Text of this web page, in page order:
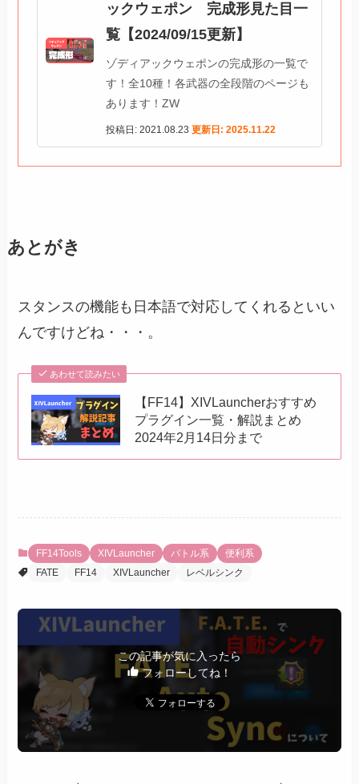
ックウェポン 完成形見た目一
覧【2024/09/15更新】
ゾディアックウェポンの完成形の一覧で
す！全10種！各武器の全段階のページも
あります！ZW
投稿日: 2021.08.23 更新日: 2025.11.22
あとがき
スタンスの機能も日本語で対応してくれるといい
んですけどね・・・。
あわせて読みたい
【FF14】XIVLauncherおすすめ
プラグイン一覧・解説まとめ
2024年2月14日分まで
FF14Tools XIVLauncher バトル系
便利系
FATE
FF14 XIVLauncher レベルシンク
この記事が気に入ったら
フォローしてね！